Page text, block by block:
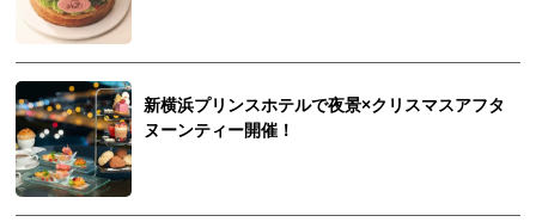
新横浜プリンスホテルで夜景×クリスマスアフタ
ヌーンティー開催！